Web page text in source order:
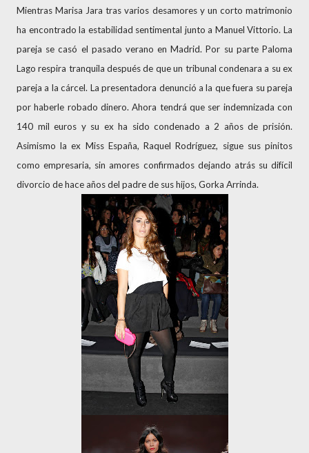
Mientras Marisa Jara tras varios desamores y un corto matrimonio
ha encontrado la estabilidad sentimental junto a Manuel Vittorio. La
pareja se casó el pasado verano en Madrid. Por su parte Paloma
Lago respira tranquila después de que un tribunal condenara a su ex
pareja a la cárcel. La presentadora denunció a la que fuera su pareja
por haberle robado dinero. Ahora tendrá que ser indemnizada con
140 mil euros y su ex ha sido condenado a 2 años de prisión.
Asimismo la ex Miss España, Raquel Rodríguez, sigue sus pinitos
como empresaria, sin amores confirmados dejando atrás su difícil
divorcio de hace años del padre de sus hijos, Gorka Arrinda.